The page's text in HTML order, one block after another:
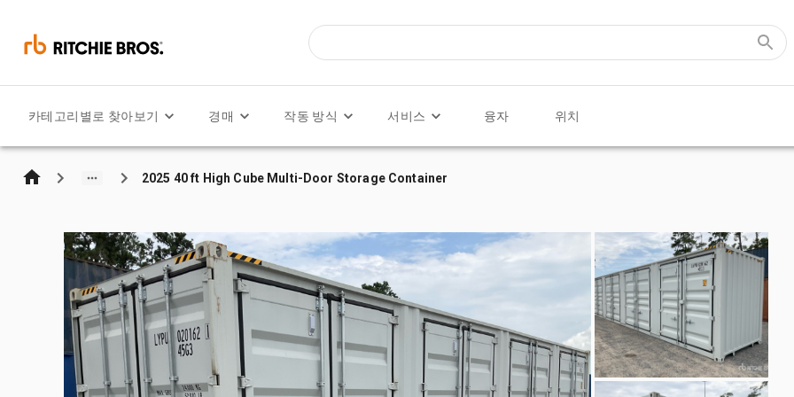
카테고리별로 찾아보기 경매 작동 방식 서비스 융자 위치
2025 40 ft High Cube Multi-Door Storage Container